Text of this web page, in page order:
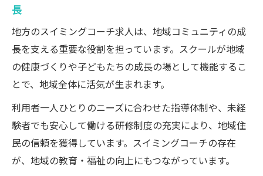
長
地方のスイミングコーチ求人は、地域コミュニティの成
長を支える重要な役割を担っています。スクールが地域
の健康づくりや子どもたちの成長の場として機能するこ
とで、地域全体に活気が生まれます。
利用者一人ひとりのニーズに合わせた指導体制や、未経
験者でも安心して働ける研修制度の充実により、地域住
民の信頼を獲得しています。スイミングコーチの存在
が、地域の教育・福祉の向上にもつながっています。